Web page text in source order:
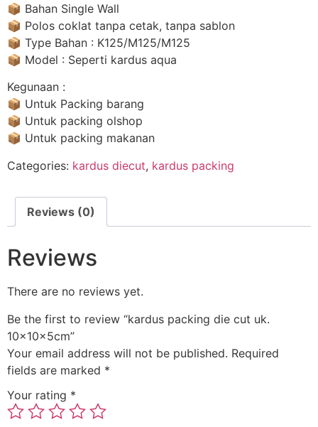
📦 Bahan Single Wall
📦 Polos coklat tanpa cetak, tanpa sablon
📦 Type Bahan : K125/M125/M125
📦 Model : Seperti kardus aqua
Kegunaan :
📦 Untuk Packing barang
📦 Untuk packing olshop
📦 Untuk packing makanan
Categories: kardus diecut, kardus packing
Reviews (0)
Reviews
There are no reviews yet.
Be the first to review “kardus packing die cut uk.
10x10x5cm”
Your email address will not be published. Required
fields are marked *
Your rating *